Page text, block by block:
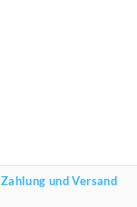
Zahlung und Versand